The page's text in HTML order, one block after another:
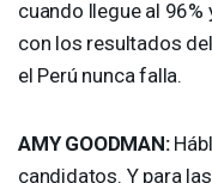
cuando llegue al
con los resultados
el Perú nunca falla.
AMY GOODMAN:
candidatos. Y para